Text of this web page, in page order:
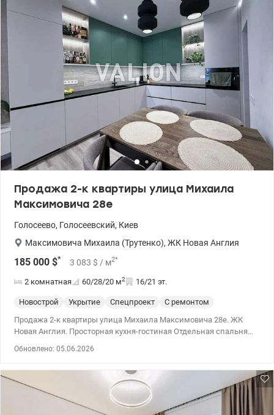
Продажа 2-к квартиры улица Михаила
Максимовича 28е
Голосеево, Голосеевский, Киев
Максимовича Михаила (Трутенко), ЖК Новая Англия
185 000 $* 3 083 $ / м2*
2 комнатная 60/28/20 м2 16/21 эт.
Новострой Укрытие Спецпроект
С ремонтом
Продажа 2-к квартиры улица Михаила Максимовича 28е. ЖК
Новая Англия. Просторная кухня-гостиная Отдельная спальня
Обновлено: 05.06.2026